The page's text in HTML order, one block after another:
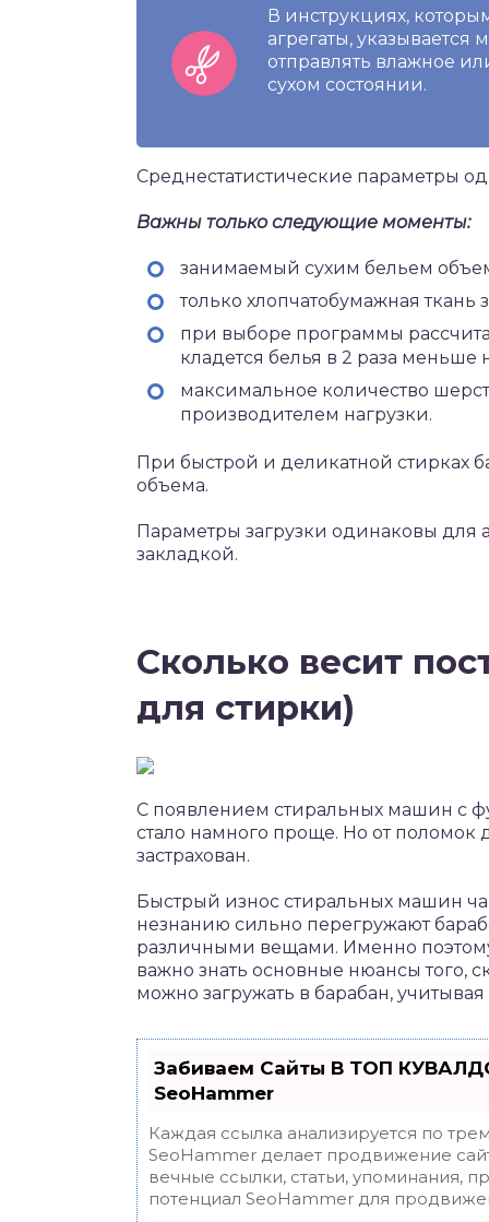
В инструкциях,
агрегаты, указывается
отправлять влажное
сухом состоянии.
Среднестатистические параметры
Важны только следующие моменты:
занимаемый сухим бельем
только хлопчатобумажная ткань
при выборе программы
кладется белья в 2 раза
максимальное количество
производителем нагрузки.
При быстрой и деликатной стирках
объема.
Параметры загрузки одинаковы для
закладкой.
Сколько весит
для стирки)
С появлением стиральных машин с
стало намного проще. Но от
застрахован.
Быстрый износ стиральных машин
незнанию сильно перегружают
различными вещами. Именно
важно знать основные нюансы того,
можно загружать в барабан,
Забиваем Сайты В ТОП
SeoHammer
Каждая ссылка анализируется по
SeoHammer делает продвижение
вечные ссылки, статьи, упоминания,
потенциал SeoHammer для